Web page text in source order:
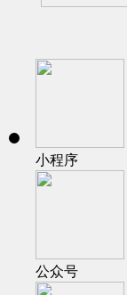
小程序
公众号